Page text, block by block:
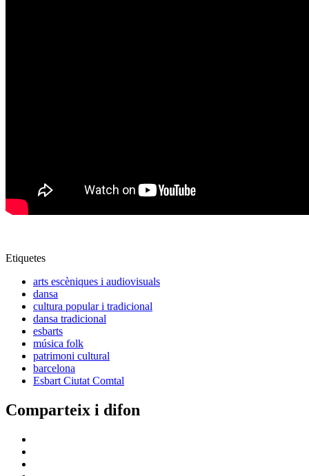
Etiquetes
arts escèniques i audiovisuals
dansa
cultura popular i tradicional
dansa tradicional
esbarts
música folk
patrimoni cultural
barcelona
Esbart Ciutat Comtal
Comparteix i difon